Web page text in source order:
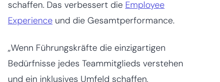
schaffen. Das verbessert die Employee
Experience und die Gesamtperformance.
„Wenn Führungskräfte die einzigartigen
Bedürfnisse jedes Teammitglieds verstehen
und ein inklusives Umfeld schaffen,